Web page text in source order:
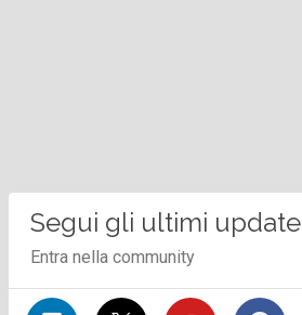
Segui gli ultimi update
Entra nella community